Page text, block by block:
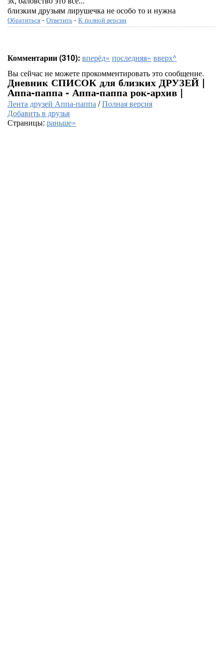
близким друзьям лирушечка не особо то и нужна
Обратиться - Ответить - К полной версии
Комментарии (310): вперёд» последняя» вверх^
Вы сейчас не можете прокомментировать это сообщение.
Дневник СПИСОК для близких ДРУЗЕЙ |
Аппа-паппа - Аппа-паппа рок-архив |
Лента друзей Аппа-паппа/Полная версия
Добавить в друзья
Страницы: раньше»